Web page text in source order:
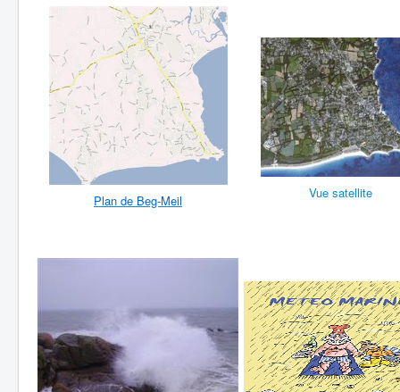
Plan de Beg-Meil Vue satellite